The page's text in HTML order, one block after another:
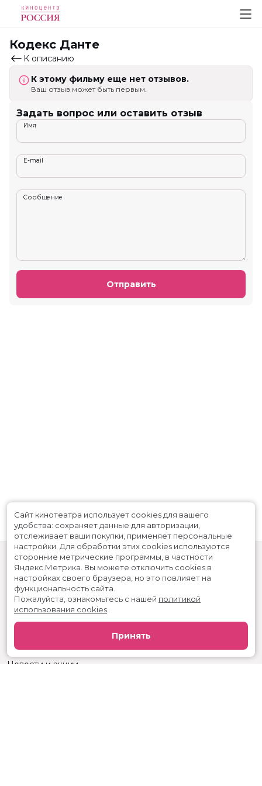
Кодекс Данте
К описанию
К этому фильму еще нет отзывов.
Ваш отзыв может быть первым.
Задать вопрос или оставить отзыв
Имя
E-mail
Сообщение
Отправить
Скоро в кино
Вакансии
Новости и акции
Сайт кинотеатра использует cookies для вашего
удобства: сохраняет данные для авторизации,
отслеживает ваши покупки, применяет персональные
настройки. Для обработки этих cookies используются
сторонние метрические программы, в частности
Яндекс.Метрика. Вы можете отключить cookies в
настройках своего браузера, но это повлияет на
функциональность сайта.
Пожалуйста, ознакомьтесь с нашей политикой
использования cookies
Принять